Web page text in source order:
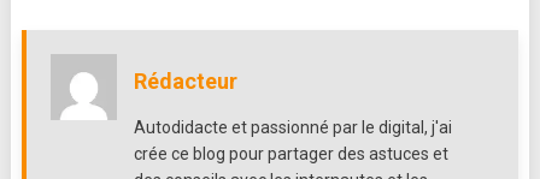
au
:
productif
Rédacteur
Autodidacte et passionné par le digital, j'ai
crée ce blog pour partager des astuces et